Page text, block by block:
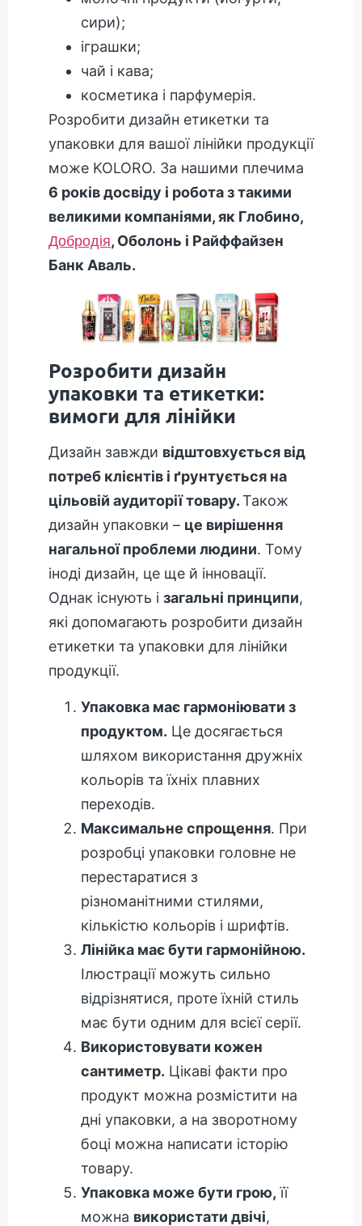
сири);
іграшки;
чай і кава;
косметика і парфумерія.
Розробити дизайн етикетки та
упаковки для вашої лінійки продукції
може KOLORO. За нашими плечима
6 років досвіду і робота з такими
великими компаніями, як Глобино,
Добродія, Оболонь і Райффайзен
Банк Аваль.
Розробити дизайн
упаковки та етикетки:
вимоги для лінійки
Дизайн завжди відштовхується від
потреб клієнтів і ґрунтується на
цільовій аудиторії товару.Також
дизайн упаковки – це вирішення
нагальної проблеми людини. Тому
іноді дизайн, це ще й інновації.
Однак існують і загальні принципи,
які допомагають розробити дизайн
етикетки та упаковки для лінійки
продукції.
Упаковка має гармоніювати з
продуктом. Це досягається
шляхом використання дружніх
кольорів та їхніх плавних
переходів.
Максимальне спрощення. При
розробці упаковки головне не
перестаратися з
різноманітними стилями,
кількістю кольорів і шрифтів.
Лінійка має бути гармонійною.
Ілюстрації можуть сильно
відрізнятися, проте їхній стиль
має бути одним для всієї серії.
Використовувати кожен
сантиметр. Цікаві факти про
продукт можна розмістити на
дні упаковки, а на зворотному
боці можна написати історію
товару.
Упаковка може бути грою, її
можна використати двічі,